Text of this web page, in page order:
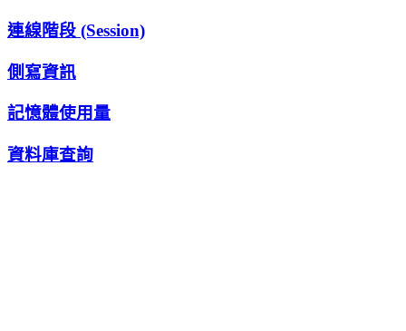
連線階段 (Session)
側寫資訊
記憶體使用量
資料庫查詢